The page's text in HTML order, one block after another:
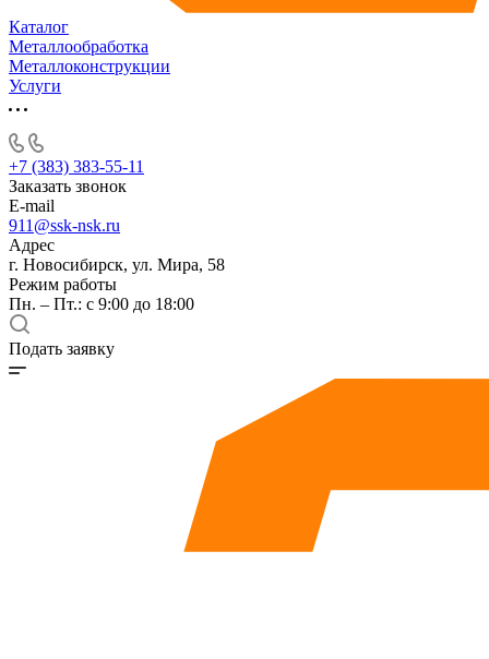
Каталог
Металлообработка
Металлоконструкции
Услуги
+7 (383) 383-55-11
Заказать звонок
E-mail
911@ssk-nsk.ru
Адрес
г. Новосибирск, ул. Мира, 58
Режим работы
Пн. – Пт.: с 9:00 до 18:00
Подать заявку